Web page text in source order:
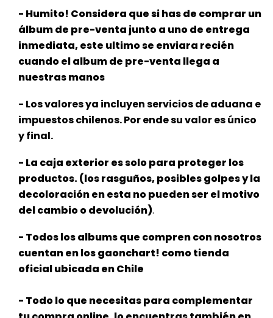
- Humito! Considera que si has de comprar un
álbum de pre-venta junto a uno de entrega
inmediata, este ultimo se enviara recién
cuando el album de pre-venta llega a
nuestras manos
- Los valores ya incluyen servicios de aduana e
impuestos chilenos. Por ende su valor es único
y final.
- La caja exterior es solo para proteger los
productos. (los rasguños, posibles golpes y la
decoloración en esta no pueden ser elmotivo
del cambio o devolución).
- Todos los albums que compren con nosotros
cuentan en los gaonchart! como tienda
oficial ubicada en Chile
- Todo lo que necesitas para complementar